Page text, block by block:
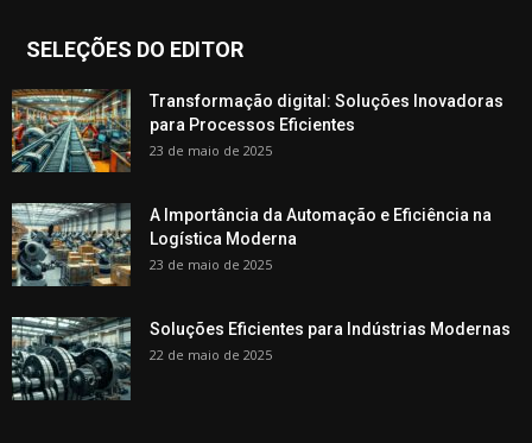
SELEÇÕES DO EDITOR
Transformação digital: Soluções Inovadoras
para Processos Eficientes
23 de maio de 2025
A Importância da Automação e Eficiência na
Logística Moderna
23 de maio de 2025
Soluções Eficientes para Indústrias Modernas
22 de maio de 2025